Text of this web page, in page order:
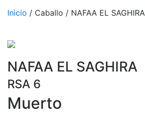
Inicio / Caballo / NAFAA EL SAGHIRA
NAFAA EL SAGHIRA
RSA 6
Muerto